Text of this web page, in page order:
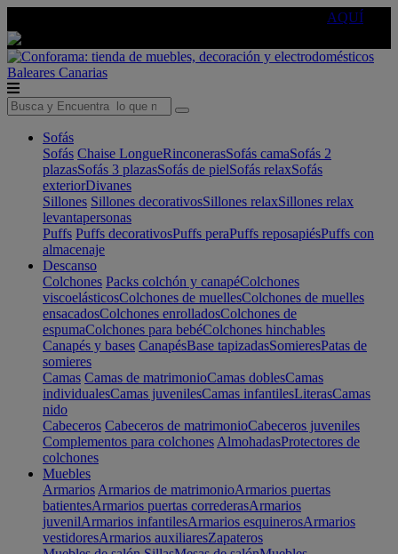
AQUÍ
Baleares Canarias
Sofás
Sofás Chaise LongueRinconerasSofás camaSofás 2
plazasSofás 3 plazasSofás de pielSofás relaxSofás
exteriorDivanes
Sillones Sillones decorativosSillones relaxSillones relax
levantapersonas
Puffs Puffs decorativosPuffs peraPuffs reposapiésPuffs con
almacenaje
Descanso
Colchones Packs colchón y canapéColchones
viscoelásticosColchones de muellesColchones de muelles
ensacadosColchones enrolladosColchones de
espumaColchones para bebéColchones hinchables
Canapés y bases CanapésBase tapizadasSomieresPatas de
somieres
Camas Camas de matrimonioCamas doblesCamas
individualesCamas juvenilesCamas infantilesLiterasCamas
nido
Cabeceros Cabeceros de matrimonioCabeceros juveniles
Complementos para colchones AlmohadasProtectores de
colchones
Muebles
Armarios Armarios de matrimonioArmarios puertas
batientesArmarios puertas correderasArmarios
juvenilArmarios infantilesArmarios esquinerosArmarios
vestidoresArmarios auxiliaresZapateros